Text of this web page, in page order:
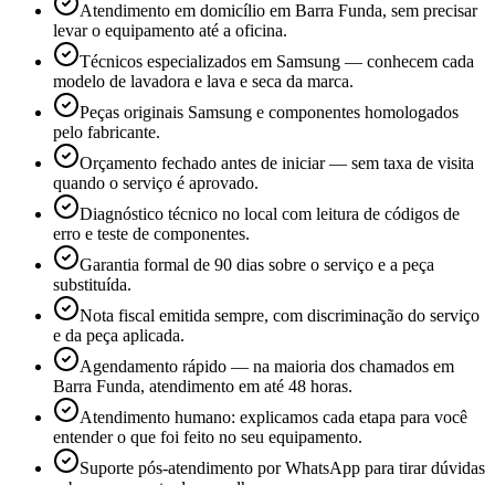
Atendimento em domicílio em Barra Funda, sem precisar
levar o equipamento até a oficina.
Técnicos especializados em Samsung — conhecem cada
modelo de lavadora e lava e seca da marca.
Peças originais Samsung e componentes homologados
pelo fabricante.
Orçamento fechado antes de iniciar — sem taxa de visita
quando o serviço é aprovado.
Diagnóstico técnico no local com leitura de códigos de
erro e teste de componentes.
Garantia formal de 90 dias sobre o serviço e a peça
substituída.
Nota fiscal emitida sempre, com discriminação do serviço
e da peça aplicada.
Agendamento rápido — na maioria dos chamados em
Barra Funda, atendimento em até 48 horas.
Atendimento humano: explicamos cada etapa para você
entender o que foi feito no seu equipamento.
Suporte pós-atendimento por WhatsApp para tirar dúvidas